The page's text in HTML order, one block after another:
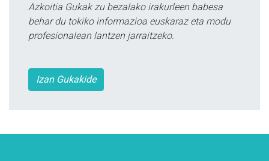
Azkoitia Gukak zu bezalako irakurleen babesa
behar du tokiko informazioa euskaraz eta modu
profesionalean lantzen jarraitzeko.
Izan Gukakide